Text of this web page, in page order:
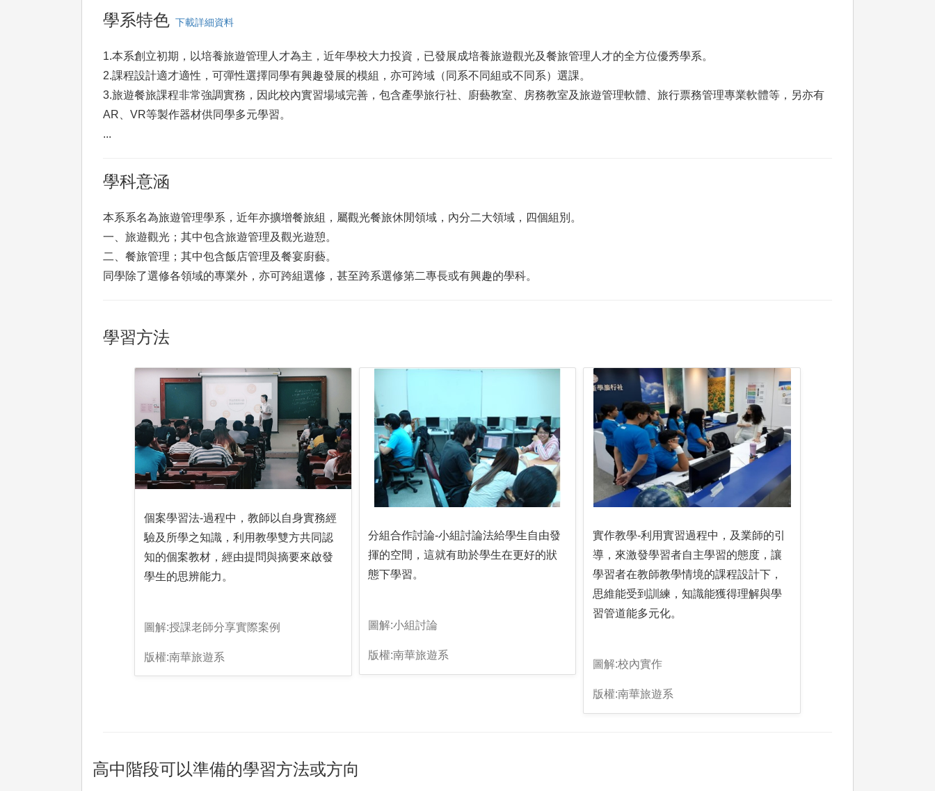
學系特色 下載詳細資料
1.本系創立初期，以培養旅遊管理人才為主，近年學校大力投資，已發展成培養旅遊觀光及餐旅管理人才的全方位優秀學系。
2.課程設計適才適性，可彈性選擇同學有興趣發展的模組，亦可跨域（同系不同組或不同系）選課。
3.旅遊餐旅課程非常強調實務，因此校內實習場域完善，包含產學旅行社、廚藝教室、房務教室及旅遊管理軟體、旅行票務管理專業軟體等，另亦有
AR、VR等製作器材供同學多元學習。
...
學科意涵
本系系名為旅遊管理學系，近年亦擴增餐旅組，屬觀光餐旅休閒領域，內分二大領域，四個組別。
一、旅遊觀光；其中包含旅遊管理及觀光遊憩。
二、餐旅管理；其中包含飯店管理及餐宴廚藝。
同學除了選修各領域的專業外，亦可跨組選修，甚至跨系選修第二專長或有興趣的學科。
學習方法
個案學習法-過程中，教師以自身實務經
驗及所學之知識，利用教學雙方共同認
知的個案教材，經由提問與摘要來啟發
學生的思辨能力。
圖解:授課老師分享實際案例
版權:南華旅遊系
分組合作討論-小組討論法給學生自由發
揮的空間，這就有助於學生在更好的狀
態下學習。
圖解:小組討論
版權:南華旅遊系
實作教學-利用實習過程中，及業師的引
導，來激發學習者自主學習的態度，讓
學習者在教師教學情境的課程設計下，
思維能受到訓練，知識能獲得理解與學
習管道能多元化。
圖解:校內實作
版權:南華旅遊系
高中階段可以準備的學習方法或方向